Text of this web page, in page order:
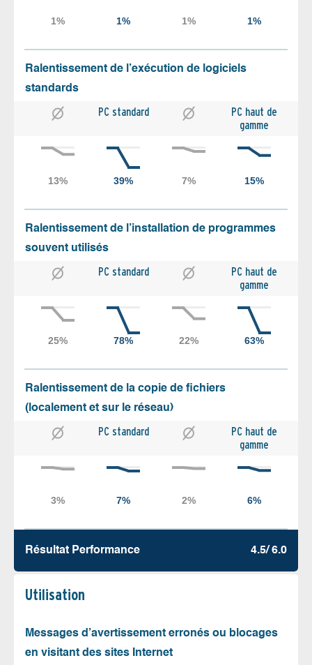
Ralentissement de l’exécution de logiciels
standards
PC standard
PC haut de
gamme
Ralentissement de l’installation de programmes
souvent utilisés
PC standard
PC haut de
gamme
Ralentissement de la copie de fichiers
(localement et sur le réseau)
PC standard
PC haut de
gamme
Résultat Performance 4.5/ 6.0
Utilisation
Messages d’avertissement erronés ou blocages
en visitant des sites Internet